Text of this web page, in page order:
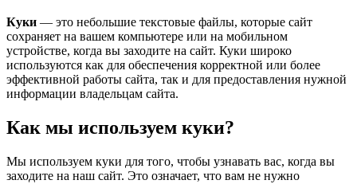
Куки — это небольшие текстовые файлы, которые сайт
сохраняет на вашем компьютере или на мобильном
устройстве, когда вы заходите на сайт. Куки широко
используются как для обеспечения корректной или более
эффективной работы сайта, так и для предоставления нужной
информации владельцам сайта.
Как мы используем куки?
Мы используем куки для того, чтобы узнавать вас, когда вы
заходите на наш сайт. Это означает, что вам не нужно